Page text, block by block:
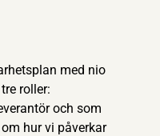
med nio
roller:
och som
hur vi påverkar